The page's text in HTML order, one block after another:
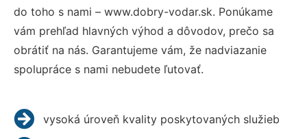
do toho s nami – www.dobry-vodar.sk. Ponúkame
vám prehľad hlavných výhod a dôvodov, prečo sa
obrátiť na nás. Garantujeme vám, že nadviazanie
spolupráce s nami nebudete ľutovať.
vysoká úroveň kvality poskytovaných služieb